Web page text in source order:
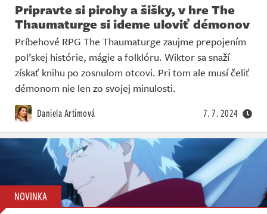
Pripravte si pirohy a šišky, v hre The
Thaumaturge si ideme uloviť démonov
Príbehové RPG The Thaumaturge zaujme prepojením
poľskej histórie, mágie a folklóru. Wiktor sa snaží
získať knihu po zosnulom otcovi. Pri tom ale musí čeliť
démonom nie len zo svojej minulosti.
Daniela Artimová 7. 7. 2024
NOVINKA